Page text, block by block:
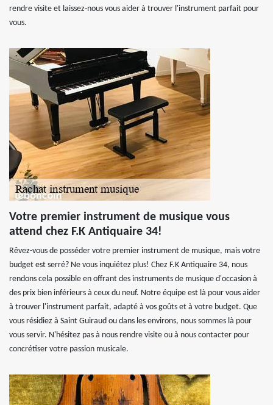
rendre visite et laissez-nous vous aider à trouver l'instrument parfait pour
vous.
Votre premier instrument de musique vous
attend chez F.K Antiquaire 34!
Rêvez-vous de posséder votre premier instrument de musique, mais votre
budget est serré? Ne vous inquiétez plus! Chez F.K Antiquaire 34, nous
rendons cela possible en offrant des instruments de musique d'occasion à
des prix bien inférieurs à ceux du neuf. Notre équipe est là pour vous aider
à trouver l'instrument parfait, adapté à vos goûts et à votre budget. Que
vous résidiez à Saint Guiraud ou dans les environs, nous sommes là pour
vous servir. N'hésitez pas à nous rendre visite ou à nous contacter pour
concrétiser votre passion musicale.